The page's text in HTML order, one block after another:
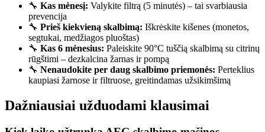
🔧 Kas mėnesį: Valykite filtrą (5 minutės) – tai svarbiausia
prevencija
🔧 Prieš kiekvieną skalbimą: Iškrėskite kišenes (monetos,
segtukai, medžiagos pluoštas)
🔧 Kas 6 mėnesius: Paleiskite 90°C tuščią skalbimą su citrinų
rūgštimi – dezkalcina žarnas ir pompą
🔧 Nenaudokite per daug skalbimo priemonės: Perteklius
kaupiasi žarnose ir filtruose, greitindamas užsikimšimą
Dažniausiai užduodami klausimai